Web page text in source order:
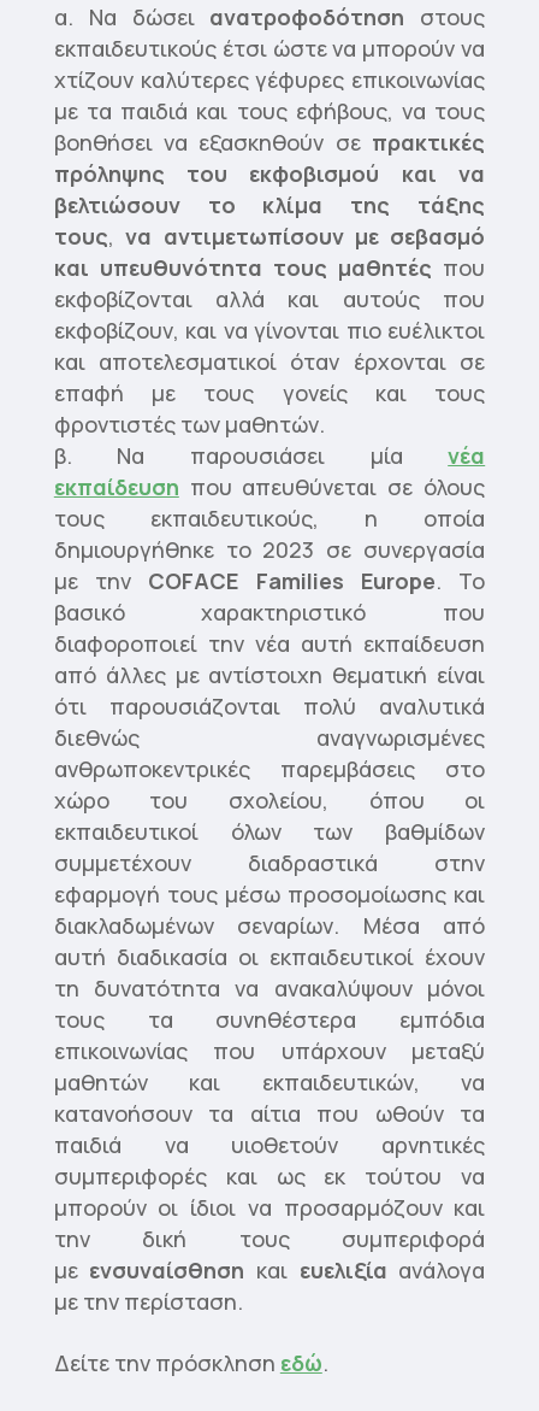
Να δώσειανατροφοδότηση στους
εκπαιδευτικούς έτσι ώστε να μπορούν να
χτίζουν καλύτερες γέφυρες επικοινωνίας
με τα παιδιά και τους εφήβους, να τους
βοηθήσει να εξασκηθούν σε πρακτικές
πρόληψης του εκφοβισμού και να
βελτιώσουν το κλίμα της τάξης
τους,να αντιμετωπίσουν με σεβασμό
και υπευθυνότητα τους μαθητές που
εκφοβίζονται αλλά και αυτούς που
εκφοβίζουν, και να γίνονται πιο ευέλικτοι
και αποτελεσματικοί όταν έρχονται σε
επαφή με τους γονείς και τους
φροντιστές των μαθητών.
Να παρουσιάσει μίανέα
εκπαίδευση που απευθύνεται σε όλους
τους εκπαιδευτικούς, η οποία
δημιουργήθηκε το 2023 σε συνεργασία
με την COFACE Families Europe. Το
βασικό χαρακτηριστικό που
διαφοροποιεί την νέα αυτή εκπαίδευση
από άλλες με αντίστοιχη θεματική είναι
ότι παρουσιάζονται πολύ αναλυτικά
διεθνώς αναγνωρισμένες
ανθρωποκεντρικές παρεμβάσεις στο
χώρο του σχολείου, όπου οι
εκπαιδευτικοί όλων των βαθμίδων
συμμετέχουν διαδραστικά στην
εφαρμογή τους μέσω προσομοίωσης και
διακλαδωμένων σεναρίων. Μέσα από
αυτή διαδικασία οι εκπαιδευτικοί έχουν
τη δυνατότητα να ανακαλύψουν μόνοι
τους τα συνηθέστερα εμπόδια
επικοινωνίας που υπάρχουν μεταξύ
μαθητών και εκπαιδευτικών, να
κατανοήσουν τα αίτια που ωθούν τα
παιδιά να υιοθετούν αρνητικές
συμπεριφορές και ως εκ τούτου να
μπορούν οι ίδιοι να προσαρμόζουν και
την δική τους συμπεριφορά
με ενσυναίσθηση και ευελιξία ανάλογα
με την περίσταση.
Δείτε την πρόσκληση εδώ.